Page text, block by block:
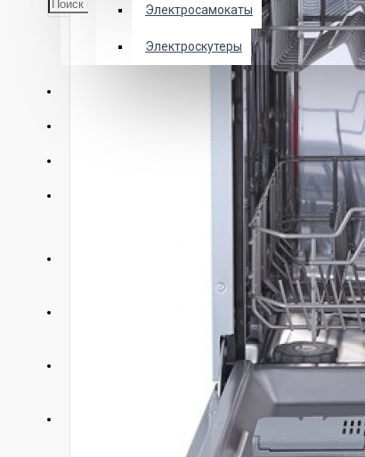
Электросамокаты
Электроскутеры
Бытовая техника и ТВ
Бытовая техника и ТВ
Компьютерная техника
+375 29 677 54 10 Электротранспорт